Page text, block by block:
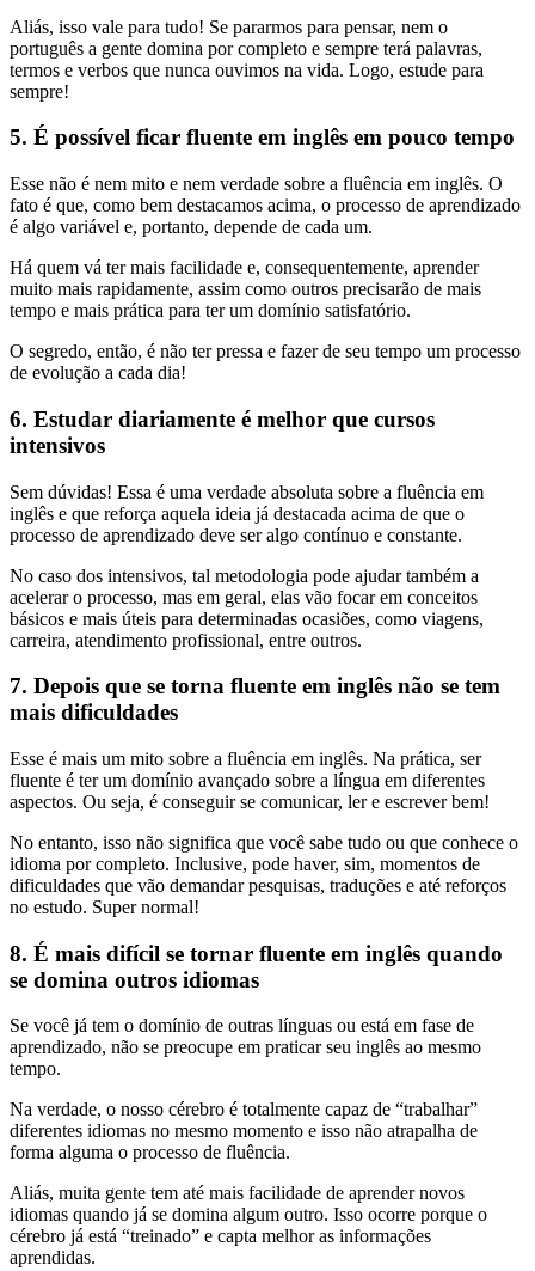
Aliás, isso vale para tudo! Se pararmos para pensar, nem o
português a gente domina por completo e sempre terá palavras,
termos e verbos que nunca ouvimos na vida. Logo, estude para
sempre!
5. É possível ficar fluente em inglês em pouco tempo
Esse não é nem mito e nem verdade sobre a fluência em inglês. O
fato é que, como bem destacamos acima, o processo de aprendizado
é algo variável e, portanto, depende de cada um.
Há quem vá ter mais facilidade e, consequentemente, aprender
muito mais rapidamente, assim como outros precisarão de mais
tempo e mais prática para ter um domínio satisfatório.
O segredo, então, é não ter pressa e fazer de seu tempo um processo
de evolução a cada dia!
6. Estudar diariamente é melhor que cursos
intensivos
Sem dúvidas! Essa é uma verdade absoluta sobre a fluência em
inglês e que reforça aquela ideia já destacada acima de que o
processo de aprendizado deve ser algo contínuo e constante.
No caso dos intensivos, tal metodologia pode ajudar também a
acelerar o processo, mas em geral, elas vão focar em conceitos
básicos e mais úteis para determinadas ocasiões, como viagens,
carreira, atendimento profissional, entre outros.
7. Depois que se torna fluente em inglês não se tem
mais dificuldades
Esse é mais um mito sobre a fluência em inglês. Na prática, ser
fluente é ter um domínio avançado sobre a língua em diferentes
aspectos. Ou seja, é conseguir se comunicar, ler e escrever bem!
No entanto, isso não significa que você sabe tudo ou que conhece o
idioma por completo. Inclusive, pode haver, sim, momentos de
dificuldades que vão demandar pesquisas, traduções e até reforços
no estudo. Super normal!
8. É mais difícil se tornar fluente em inglês quando
se domina outros idiomas
Se você já tem o domínio de outras línguas ou está em fase de
aprendizado, não se preocupe em praticar seu inglês ao mesmo
tempo.
Na verdade, o nosso cérebro é totalmente capaz de “trabalhar”
diferentes idiomas no mesmo momento e isso não atrapalha de
forma alguma o processo de fluência.
Aliás, muita gente tem até mais facilidade de aprender novos
idiomas quando já se domina algum outro. Isso ocorre porque o
cérebro já está “treinado” e capta melhor as informações
aprendidas.